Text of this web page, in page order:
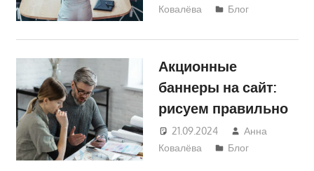
Ковалёва
Блог
Акционные
баннеры на сайт:
рисуем правильно
21.09.2024
Анна
Ковалёва
Блог